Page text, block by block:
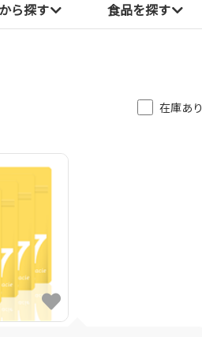
ら探す 食品を探す
在庫あり